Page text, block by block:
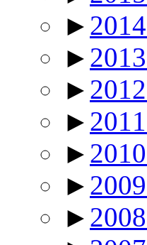
► 2014
► 2013
► 2012
► 2011
► 2010
► 2009
► 2008